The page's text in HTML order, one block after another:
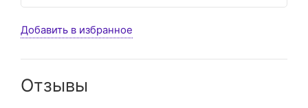
Добавить в избранное
Отзывы